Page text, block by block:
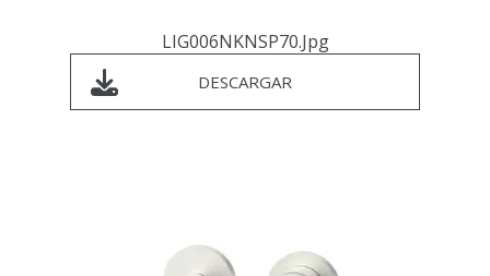
LIG006NKNSP70.jpg
DESCARGAR